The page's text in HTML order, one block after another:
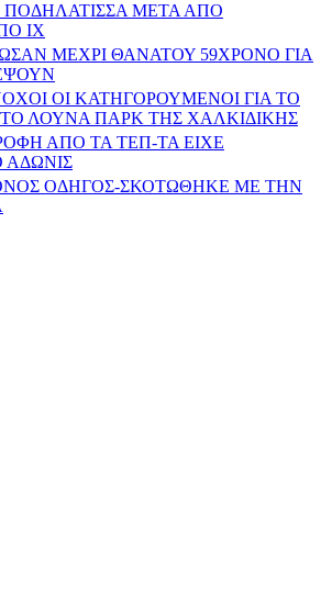
ΜΕΤΑ ΑΠΟ
ΙΧ
ΜΕΧΡΙ ΘΑΝΑΤΟΥ 59ΧΡΟΝΟ ΓΙΑ
ΟΙ ΚΑΤΗΓΟΡΟΥΜΕΝΟΙ ΓΙΑ ΤΟ
ΛΟΥΝΑ ΠΑΡΚ ΤΗΣ ΧΑΛΚΙΔΙΚΗΣ
ΑΠΟ ΤΑ ΤΕΠ-ΤΑ ΕΙΧΕ
ΑΔΩΝΙΣ
ΟΔΗΓΟΣ-ΣΚΟΤΩΘΗΚΕ ΜΕ ΤΗΝ